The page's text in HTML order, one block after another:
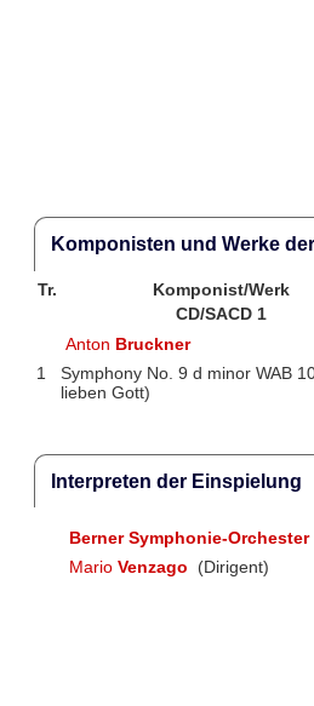
Komponisten und Werke
Tr. Komponist/Werk
CD/SACD 1
Anton Bruckner
1
Symphony No. 9 d minor WAB
lieben Gott)
Interpreten der Einspielung
Berner Symphonie-Orchester
Mario Venzago (Dirigent)